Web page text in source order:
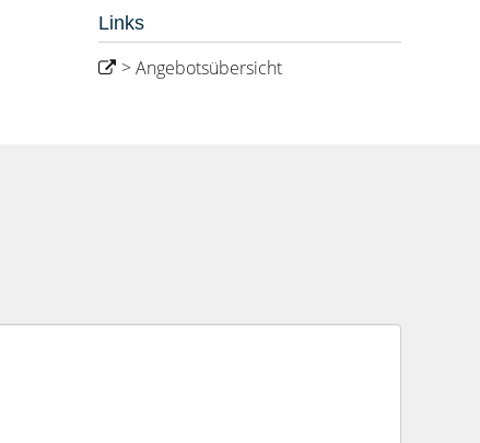
Links
> Angebotsübersicht